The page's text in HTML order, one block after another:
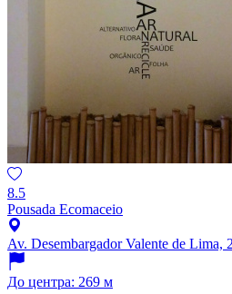
8.5
Pousada Ecomaceio
Av. Desembargador Valente de Lima,
До центра: 269 м